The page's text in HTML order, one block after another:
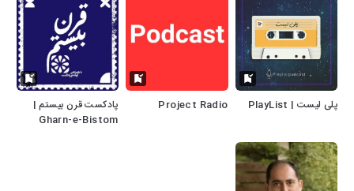
پلی لیست | PlayList Project Radio
پادکست قرن بیستم |
Gharn-e-Bistom